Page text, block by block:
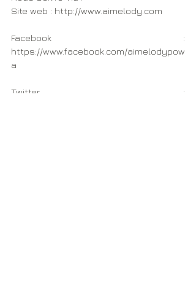
Site web : http://www.aimelody.com
Facebook :
https://www.facebook.com/aimelodypow
a
Twitter :